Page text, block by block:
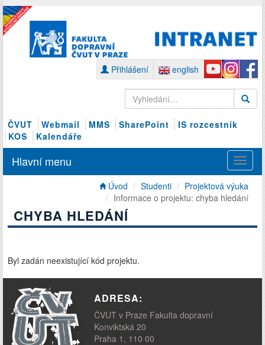
Přihlášení english
ČVUT Webmail MMS SharePoint
IS rozcestník
KOS
Kalendáře
Hlavní menu
Úvod Studenti
Projektová výuka
Informace o projektu: chyba hledání
CHYBA HLEDÁNÍ
Byl zadán neexistující kód projektu.
ADRESA:
ČVUT v Praze Fakulta dopravní
Konviktská 20
Praha 1, 110 00